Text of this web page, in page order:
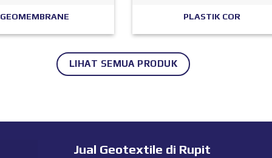
GEOMEMBRANE PLASTIK COR
LIHAT SEMUA PRODUK
Jual Geotextile di Rupit